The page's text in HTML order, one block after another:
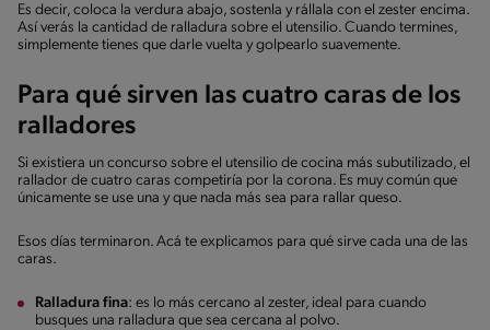
Es decir, coloca la verdura abajo, sostenla y rállala con el zester encima.
Así verás la cantidad de ralladura sobre el utensilio. Cuando termines,
simplemente tienes que darle vuelta y golpearlo suavemente.
Para qué sirven las cuatro caras de los
ralladores
Si existiera un concurso sobre el utensilio de cocina más subutilizado, el
rallador de cuatro caras competiría por la corona. Es muy común que
únicamente se use una y que nada más sea para rallar queso.
Esos días terminaron. Acá te explicamos para qué sirve cada una de las
caras.
Ralladura fina: es lo más cercano al zester, ideal para cuando
busques una ralladura que sea cercana al polvo.